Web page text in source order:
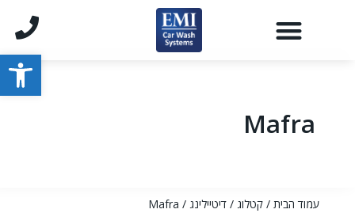
פתח
Mafra
עמוד הבית / קטלוג / דיטיילינג / Mafra